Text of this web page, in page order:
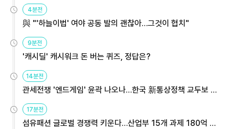
4분전
與 "'하늘이법' 여야 공동 발의 괜찮아…그것이 협치"
9분전
'캐시딜' 캐시워크 돈 버는 퀴즈, 정답은?
14분전
관세전쟁 '엔드게임' 윤곽 나오나…한국 新통상정책 교두보 활
용해야
17분전
섬유패션 글로벌 경쟁력 키운다…산업부 15개 과제 180억 지